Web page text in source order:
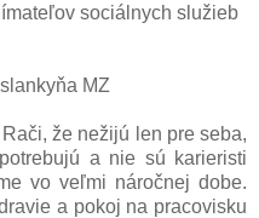
sociálnych služieb
MZ
že nežijú len pre seba,
a nie sú karieristi
vo veľmi náročnej dobe.
a pokoj na pracovisku